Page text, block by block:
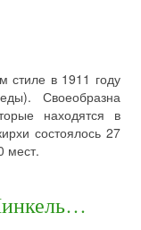
стиле в 1911 году
Своеобразна
находятся в
состоялось 27
мест.